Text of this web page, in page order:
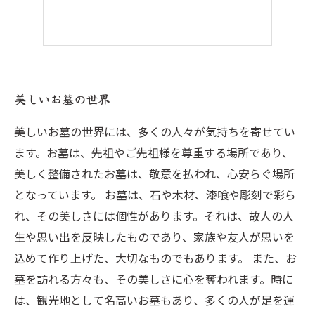
美しいお墓の世界
美しいお墓の世界には、多くの人々が気持ちを寄せてい
ます。お墓は、先祖やご先祖様を尊重する場所であり、
美しく整備されたお墓は、敬意を払われ、心安らぐ場所
となっています。 お墓は、石や木材、漆喰や彫刻で彩ら
れ、その美しさには個性があります。それは、故人の人
生や思い出を反映したものであり、家族や友人が思いを
込めて作り上げた、大切なものでもあります。 また、お
墓を訪れる方々も、その美しさに心を奪われます。時に
は、観光地として名高いお墓もあり、多くの人が足を運